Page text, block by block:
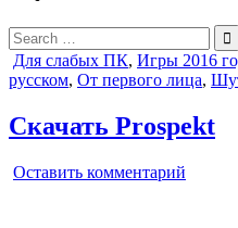
Search
for:
Posted
in
Для слабых ПК, Игры 2016
русском, От первого лица,
Скачать Prospekt
Оставить комментарий